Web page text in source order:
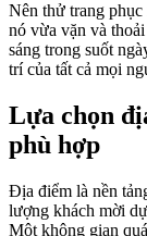
Nên thử trang phục
nó vừa vặn và
sáng trong suốt
trí của tất cả mọi
Lựa chọn
phù hợp
Địa điểm là nền
lượng khách mời
Một không gian